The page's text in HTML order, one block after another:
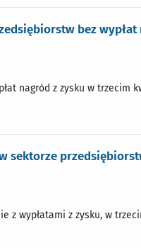
bez wypłat
nagród z zysku w trzecim
sektorze
z wypłatami z zysku, w